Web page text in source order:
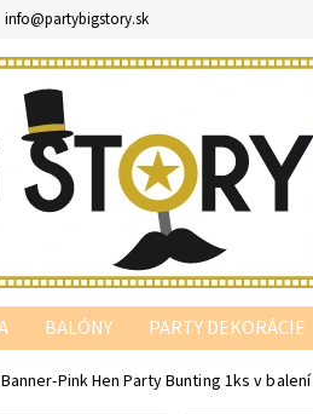
info@partybigstory.sk
BALÓNY PARTY DEKORÁCIE
Banner-Pink Hen Party Bunting 1ks v balení